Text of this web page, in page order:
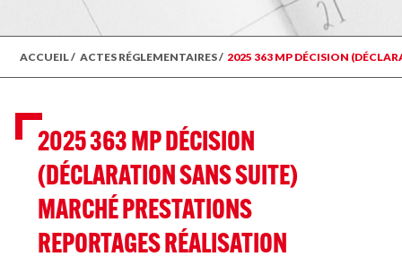
ACCUEIL/ ACTES RÉGLEMENTAIRES/ 2025 363 MP DÉCISION
2025 363 MP DÉCISION
(DÉCLARATION SANS SUITE)
MARCHÉ PRESTATIONS
REPORTAGES RÉALISATION